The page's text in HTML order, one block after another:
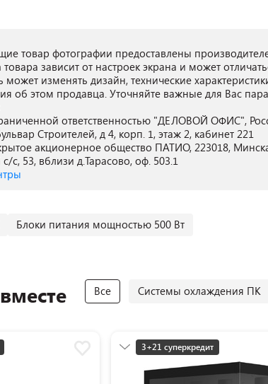
товар фотографии предоставлены
зависит от настроек экрана и может
может изменять дизайн, технические
об этом продавца. Уточняйте важные для Вас
ответственностью "ДЕЛОВОЙ ОФИС",
Строителей, д 4, корп. 1, этаж 2, кабинет 221
акционерное общество ПАТИО, 223018,
с, 53, вблизи д.Тарасово, оф. 503.1
Блоки питания мощностью 500 Вт
Все Системы охлаждения ПК
3+21 суперкредит
Разумная цена